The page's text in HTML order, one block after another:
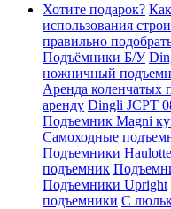
Хотите подарок?
использования
правильно
Подъёмники Б/У
ножничный
Аренда коленчатых
аренду Dingli JCPT
Подъемник Magni
Самоходные
Подъемники Haulotte
подъемник
Подъемники Upright
подъемники С